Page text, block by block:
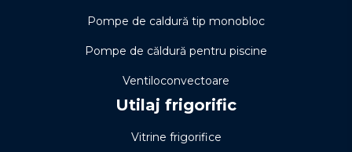
Pompe de caldură tip monobloc
Pompe de căldură pentru piscine
Ventiloconvectoare
Utilaj frigorific
Vitrine frigorifice